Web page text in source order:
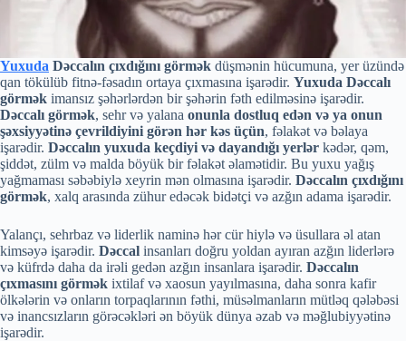
Yuxuda Dəccalın çıxdığını görmək düşmənin hücumuna, yer üzündə
qan tökülüb fitnə-fəsadın ortaya çıxmasına işarədir. Yuxuda Dəccalı
görmək imansız şəhərlərdən bir şəhərin fəth edilməsinə işarədir.
Dəccalı görmək, sehr və yalana onunla dostluq edən və ya onun
şəxsiyyətinə çevrildiyini görən hər kəs üçün, fəlakət və bəlaya
işarədir. Dəccalın yuxuda keçdiyi və dayandığı yerlər kədər, qəm,
şiddət, zülm və malda böyük bir fəlakət əlamətidir. Bu yuxu yağış
yağmaması səbəbiylə xeyrin mən olmasına işarədir. Dəccalın çıxdığını
görmək, xalq arasında zühur edəcək bidətçi və azğın adama işarədir.
Yalançı, sehrbaz və liderlik naminə hər cür hiylə və üsullara əl atan
kimsəyə işarədir. Dəccal insanları doğru yoldan ayıran azğın liderlərə
və küfrdə daha da irəli gedən azğın insanlara işarədir. Dəccalın
çıxmasını görmək ixtilaf və xaosun yayılmasına, daha sonra kafir
ölkələrin və onların torpaqlarının fəthi, müsəlmanların mütləq qələbəsi
və inancsızların görəcəkləri ən böyük dünya əzab və məğlubiyyətinə
işarədir.